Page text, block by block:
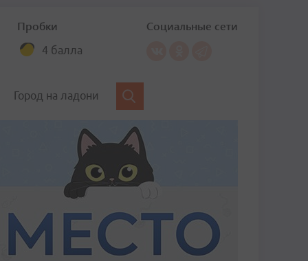
Пробки
4 балла
Социальные сети
Город на ладони